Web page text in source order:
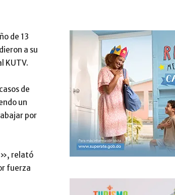
de 13
a su
KUTV.
de
un
por
relató
fuerza